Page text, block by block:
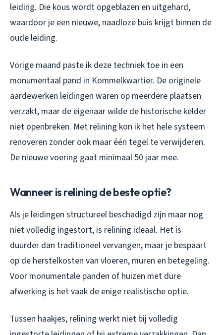
leiding. Die kous wordt opgeblazen en uitgehard,
waardoor je een nieuwe, naadloze buis krijgt binnen de
oude leiding.
Vorige maand paste ik deze techniek toe in een
monumentaal pand in Kommelkwartier. De originele
aardewerken leidingen waren op meerdere plaatsen
verzakt, maar de eigenaar wilde de historische kelder
niet openbreken. Met relining kon ik het hele systeem
renoveren zonder ook maar één tegel te verwijderen.
De nieuwe voering gaat minimaal 50 jaar mee.
Wanneer is relining de beste optie?
Als je leidingen structureel beschadigd zijn maar nog
niet volledig ingestort, is relining ideaal. Het is
duurder dan traditioneel vervangen, maar je bespaart
op de herstelkosten van vloeren, muren en betegeling.
Voor monumentale panden of huizen met dure
afwerking is het vaak de enige realistische optie.
Tussen haakjes, relining werkt niet bij volledig